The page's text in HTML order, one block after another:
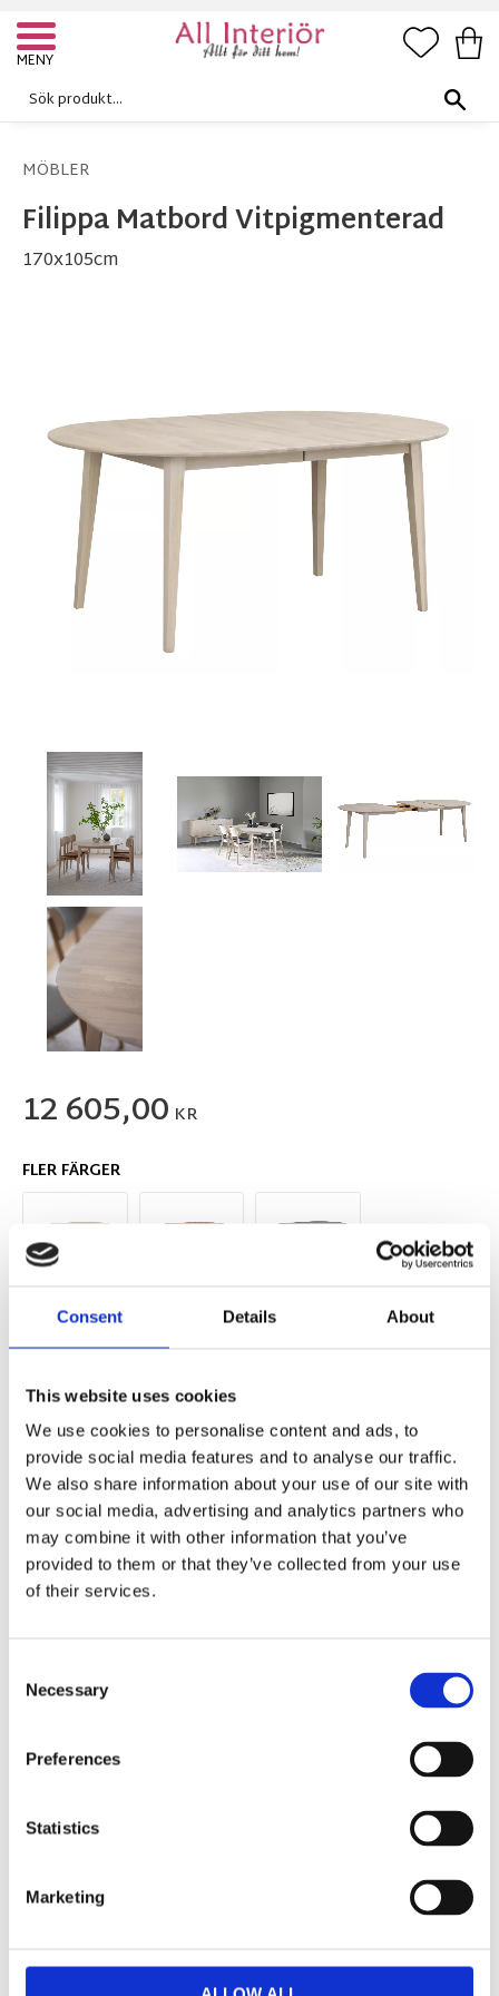
Consent Details About
This website uses cookies
We use cookies to personalise content and ads, to
provide social media features and to analyse our traffic.
We also share information about your use of our site with
our social media, advertising and analytics partners who
may combine it with other information that you’ve
provided to them or that they’ve collected from your use
of their services.
Selection
Necessary
Preferences
Statistics
Marketing
Meny
MÖBLER
Filippa Matbord Vitpigmenterad
170x105cm
12 605,00 KR
FLER FÄRGER
st
Lagerstatus I lager 2-10 dagars leveranstid
Artikelnr
117629 Tillverkare Rowico Home
Fri hemleverans över 995kr
Snabba leveranser
Enkel betalning med Klarna
Ett klassiskt ovalt matbord i oljad vitpigmenterad
Bordet kan även kompletteras med ytterligare en
hela 250 cm.
Iläggsskivorna har en sarg som följer toppskivans
design, vilket gör att iläggskivorna inte går att
förvara i bordet.
är ett bra och hållbart val.